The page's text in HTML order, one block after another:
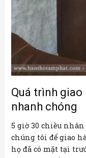
Quá trình giao
nhanh chóng
5 giờ 30 chiều
chúng tôi để giao
họ đã có mặt tại